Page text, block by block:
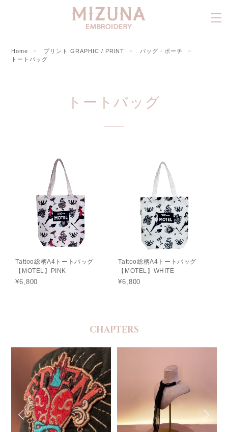
Home プリント GRAPHIC / PRINT
バッグ・ポーチ
トートバッグ
トートバッグ
Tattoo総柄A4トートバッグ
【MOTEL】PINK
¥6,800
Tattoo総柄A4トートバッグ
【MOTEL】WHITE
¥6,800
CHAPTERS